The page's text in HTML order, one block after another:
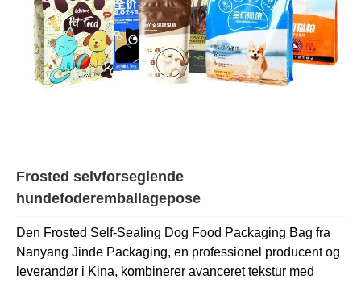
Frosted selvforseglende
hundefoderemballagepose
Den Frosted Self-Sealing Dog Food Packaging Bag fra
Nanyang Jinde Packaging, en professionel producent og
leverandør i Kina, kombinerer avanceret tekstur med